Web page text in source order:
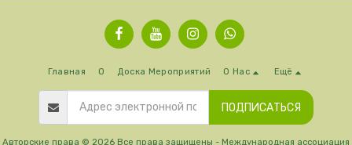
Главная О Доска Мероприятий О Нас Ещё
ПОДПИСАТЬСЯ
Авторские права © 2026 Все права защищены - Международная ассоциация